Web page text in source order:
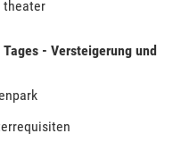
- Versteigerung und